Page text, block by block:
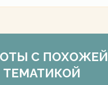
С ПОХОЖЕЙ
ТЕМАТИКОЙ